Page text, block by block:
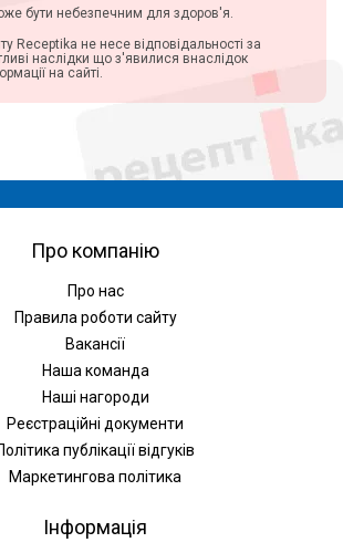
бути небезпечним для здоров'я.
Receptika не несе відповідальності за
наслідки що з'явилися внаслідок
на сайті.
Про компанію
Про нас
Правила роботи сайту
Вакансії
Наша команда
Наші нагороди
Реєстраційні документи
публікації відгуків
Маркетингова політика
Інформація